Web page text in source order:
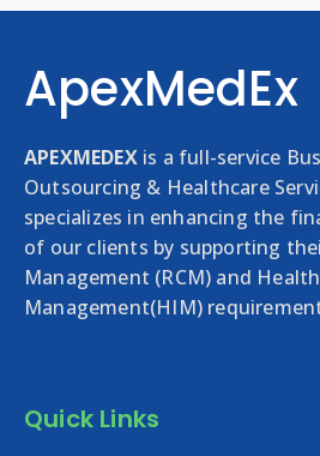
ApexMedEx
APEXMEDEXis a full-service
Outsourcing & Healthcare
specializes in enhancing the
of our clients by supporting
Management (RCM) and
Management(HIM)
Quick Links